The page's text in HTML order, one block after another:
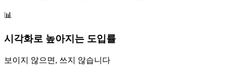
📊
시각화로 높아지는 도입률
보이지 않으면, 쓰지 않습니다